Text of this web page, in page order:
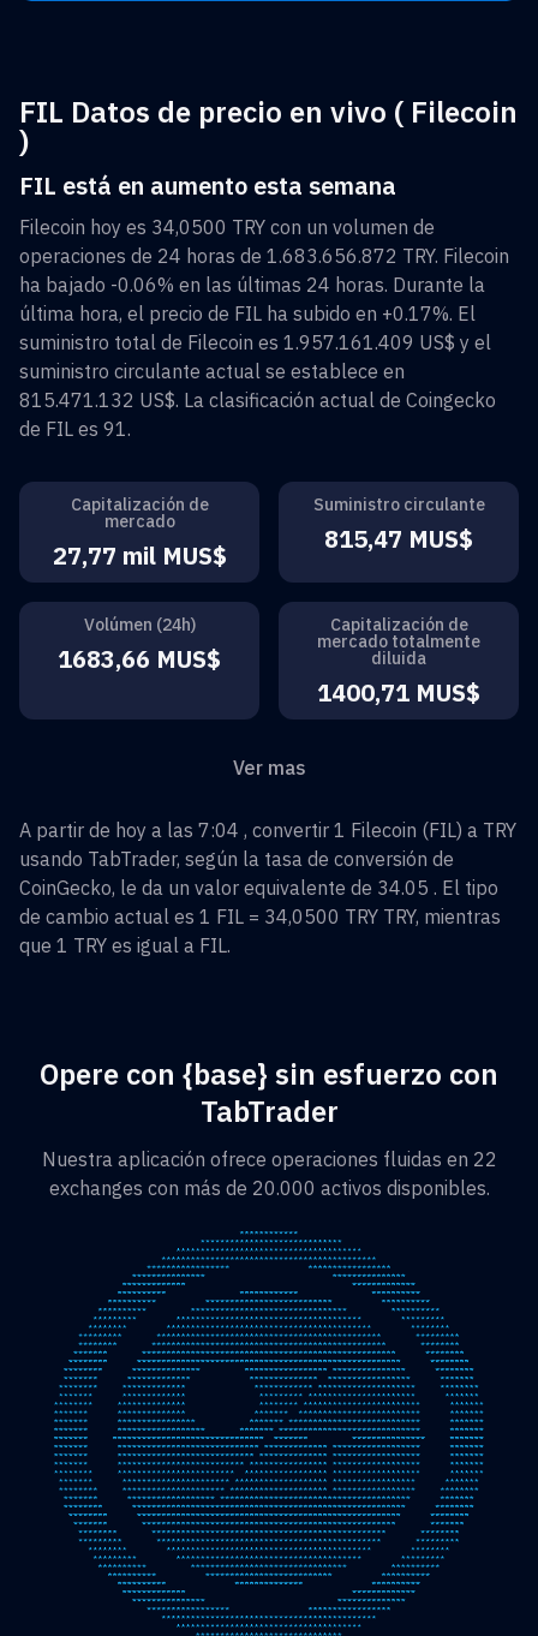
FIL Datos de precio en vivo ( Filecoin
)
FIL está en aumento esta semana
Filecoin hoy es 34,0500 TRY con un volumen de
operaciones de 24 horas de 1.683.656.872 TRY. Filecoin
ha bajado -0.06% en las últimas 24 horas. Durante la
última hora, el precio de FIL ha subido en +0.17%. El
suministro total de Filecoin es 1.957.161.409 US$ y el
suministro circulante actual se establece en
815.471.132 US$. La clasificación actual de Coingecko
de FIL es 91.
Capitalización de
mercado
27,77 mil MUS$
Suministro circulante
815,47 MUS$
Volúmen (24h)
1683,66 MUS$
Capitalización de
mercado totalmente
diluida
1400,71 MUS$
Ver mas
A partir de hoy a las 7:04 , convertir 1 Filecoin (FIL) a TRY
usando TabTrader, según la tasa de conversión de
CoinGecko, le da un valor equivalente de 34.05 . El tipo
de cambio actual es 1 FIL = 34,0500 TRY TRY, mientras
que 1 TRY es igual a FIL.
Opere con {base} sin esfuerzo con
TabTrader
Nuestra aplicación ofrece operaciones fluidas en 22
exchanges con más de 20.000 activos disponibles.